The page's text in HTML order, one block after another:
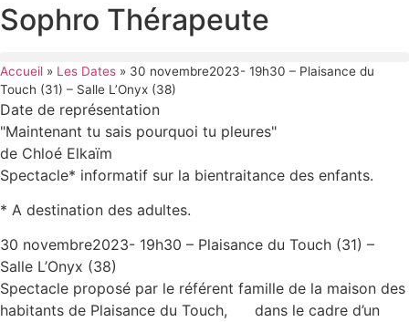
Sophro Thérapeute
Accueil » Les Dates » 30 novembre2023- 19h30 – Plaisance du
Touch (31) – Salle L’Onyx (38)
Date de représentation
"Maintenant tu sais pourquoi tu pleures"
de Chloé Elkaïm
Spectacle* informatif sur la bientraitance des enfants.
* A destination des adultes.
30 novembre2023- 19h30 – Plaisance du Touch (31) –
Salle L’Onyx (38)
Spectacle proposé par le référent famille de la maison des
habitants de Plaisance du Touch, dans le cadre d’un